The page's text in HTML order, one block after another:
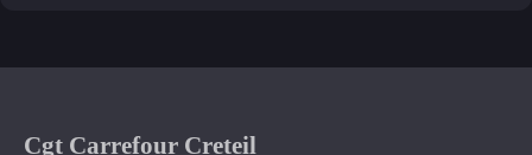
Cgt Carrefour Creteil